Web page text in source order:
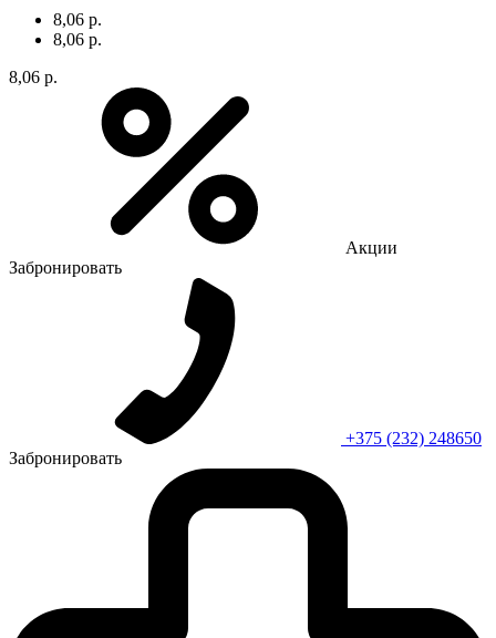
8,06 р.
8,06 р.
8,06 р.
Акции
Забронировать
+375 (232) 248650
Забронировать